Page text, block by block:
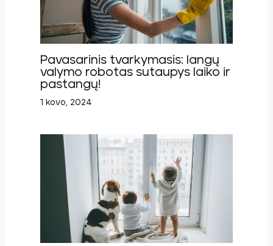
Pavasarinis tvarkymasis: langų
valymo robotas sutaupys laiko ir
pastangų!
1 kovo, 2024